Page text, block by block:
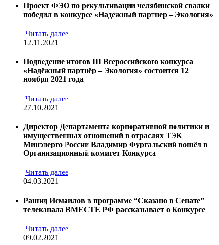
Проект ФЭО по рекультивации челябинской свалки
победил в конкурсе «Надежный партнер – Экология»
Читать далее
12.11.2021
Подведение итогов III Всероссийского конкурса
«Надёжный партнёр – Экология» состоится 12
ноября 2021 года
Читать далее
27.10.2021
Директор Департамента корпоративной политики и
имущественных отношений в отраслях ТЭК
Минэнерго России Владимир Фургальский вошёл в
Организационный комитет Конкурса
Читать далее
04.03.2021
Рашид Исмаилов в программе “Сказано в Сенате”
телеканала ВМЕСТЕ РФ рассказывает о Конкурсе
Читать далее
09.02.2021